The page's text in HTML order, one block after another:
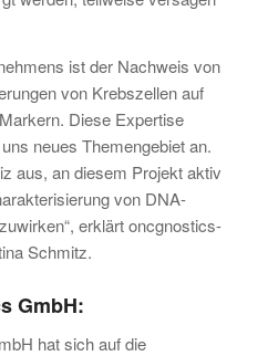
ist der Nachweis von
von Krebszellen auf
Diese Expertise
neues Themengebiet an.
aus, an diesem Projekt aktiv
von DNA-
erklärt oncgnostics-
Schmitz.
GmbH:
hat sich auf die